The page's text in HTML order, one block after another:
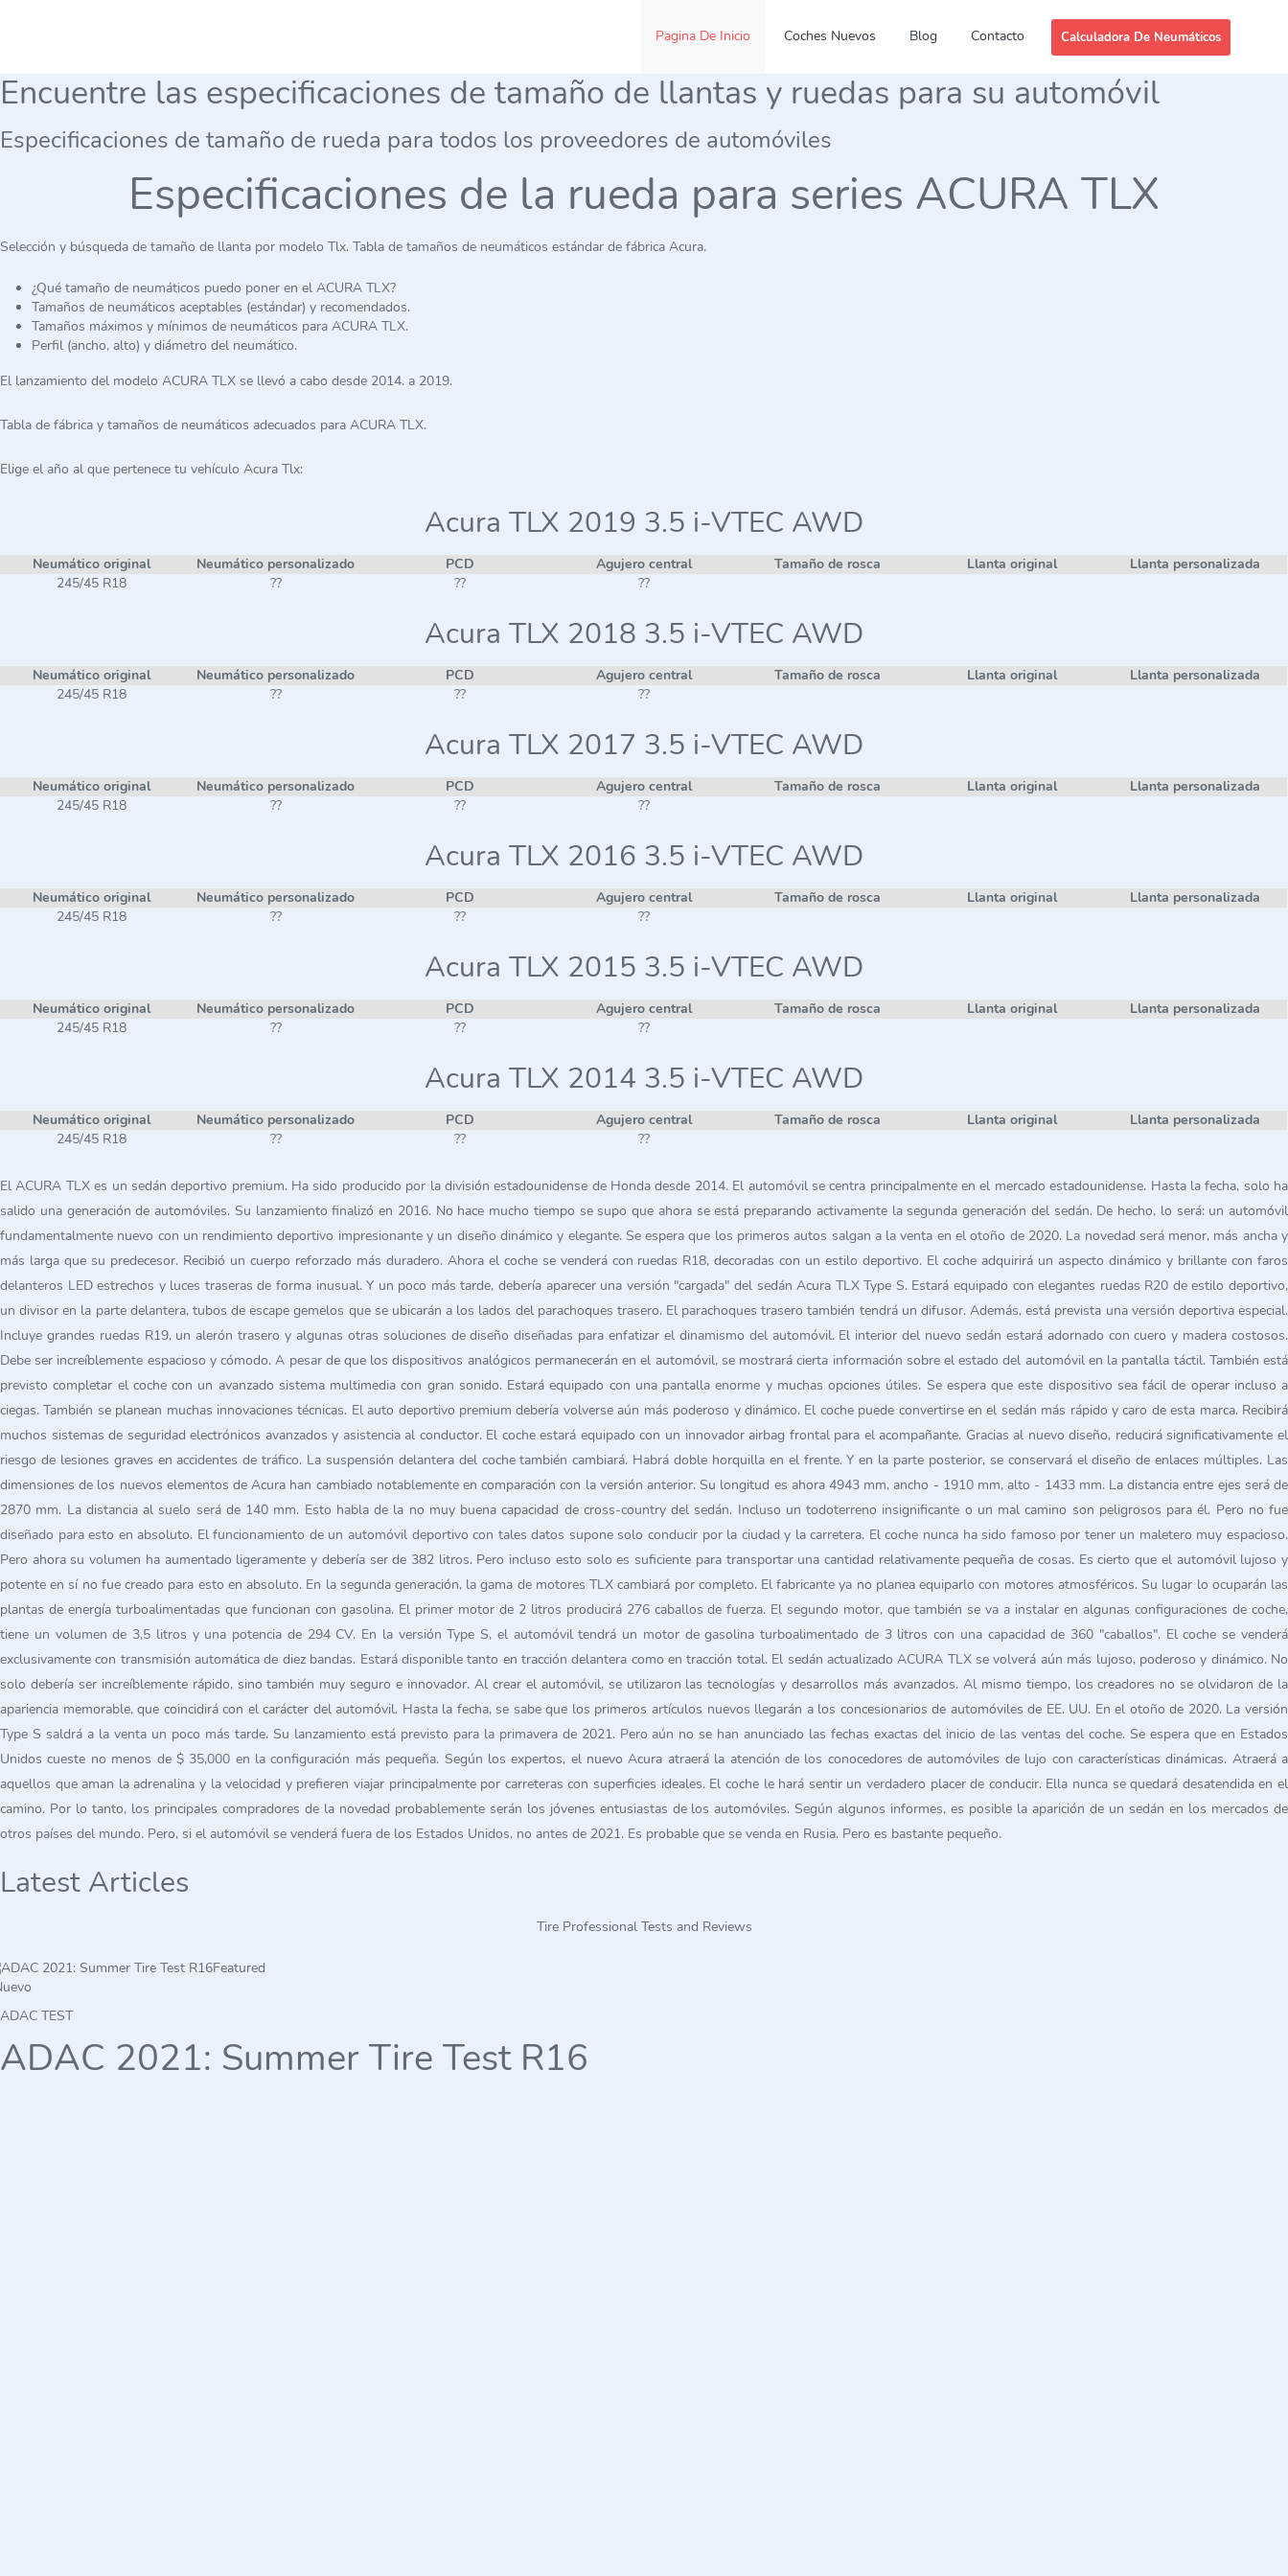
Pagina De Inicio Coches Nuevos Blog Contacto Calculadora De Neumáticos
Encuentre las especificaciones de tamaño de llantas y ruedas para su automóvil
Especificaciones de tamaño de rueda para todos los proveedores de automóviles
Especificaciones de la rueda para series ACURA TLX
Selección y búsqueda de tamaño de llanta por modelo Tlx. Tabla de tamaños de neumáticos estándar de fábrica Acura.
¿Qué tamaño de neumáticos puedo poner en el ACURA TLX?
Tamaños de neumáticos aceptables (estándar) y recomendados.
Tamaños máximos y mínimos de neumáticos para ACURA TLX.
Perfil (ancho, alto) y diámetro del neumático.
El lanzamiento del modelo ACURA TLX se llevó a cabo desde 2014. a 2019.
Tabla de fábrica y tamaños de neumáticos adecuados para ACURA TLX.
Elige el año al que pertenece tu vehículo Acura Tlx:
Acura TLX 2019 3.5 i-VTEC AWD
Neumático original Neumático personalizado PCD Agujero central Tamaño de rosca Llanta original
Llanta personalizada
245/45 R18
?? ?? ??
Acura TLX 2018 3.5 i-VTEC AWD
Neumático original Neumático personalizado PCD Agujero central Tamaño de rosca Llanta original
Llanta personalizada
245/45 R18
?? ?? ??
Acura TLX 2017 3.5 i-VTEC AWD
Neumático original Neumático personalizado PCD Agujero central Tamaño de rosca Llanta original
Llanta personalizada
245/45 R18
?? ?? ??
Acura TLX 2016 3.5 i-VTEC AWD
Neumático original Neumático personalizado PCD Agujero central Tamaño de rosca Llanta original
Llanta personalizada
245/45 R18
?? ?? ??
Acura TLX 2015 3.5 i-VTEC AWD
Neumático original Neumático personalizado PCD Agujero central Tamaño de rosca Llanta original
Llanta personalizada
245/45 R18
?? ?? ??
Acura TLX 2014 3.5 i-VTEC AWD
Neumático original Neumático personalizado PCD Agujero central Tamaño de rosca Llanta original
Llanta personalizada
245/45 R18
?? ?? ??
El ACURA TLX es un sedán deportivo premium. Ha sido producido por la división estadounidense de Honda desde 2014. El automóvil se centra principalmente en el mercado estadounidense. Hasta la fecha, solo ha
salido una generación de automóviles. Su lanzamiento finalizó en 2016. No hace mucho tiempo se supo que ahora se está preparando activamente la segunda generación del sedán. De hecho, lo será: un automóvil
fundamentalmente nuevo con un rendimiento deportivo impresionante y un diseño dinámico y elegante. Se espera que los primeros autos salgan a la venta en el otoño de 2020. La novedad será menor, más ancha y
más larga que su predecesor. Recibió un cuerpo reforzado más duradero. Ahora el coche se venderá con ruedas R18, decoradas con un estilo deportivo. El coche adquirirá un aspecto dinámico y brillante con faros
delanteros LED estrechos y luces traseras de forma inusual. Y un poco más tarde, debería aparecer una versión "cargada" del sedán Acura TLX Type S. Estará equipado con elegantes ruedas R20 de estilo deportivo,
un divisor en la parte delantera, tubos de escape gemelos que se ubicarán a los lados del parachoques trasero. El parachoques trasero también tendrá un difusor. Además, está prevista una versión deportiva especial.
Incluye grandes ruedas R19, un alerón trasero y algunas otras soluciones de diseño diseñadas para enfatizar el dinamismo del automóvil. El interior del nuevo sedán estará adornado con cuero y madera costosos.
Debe ser increíblemente espacioso y cómodo. A pesar de que los dispositivos analógicos permanecerán en el automóvil, se mostrará cierta información sobre el estado del automóvil en la pantalla táctil. También está
previsto completar el coche con un avanzado sistema multimedia con gran sonido. Estará equipado con una pantalla enorme y muchas opciones útiles. Se espera que este dispositivo sea fácil de operar incluso a
ciegas. También se planean muchas innovaciones técnicas. El auto deportivo premium debería volverse aún más poderoso y dinámico. El coche puede convertirse en el sedán más rápido y caro de esta marca. Recibirá
muchos sistemas de seguridad electrónicos avanzados y asistencia al conductor. El coche estará equipado con un innovador airbag frontal para el acompañante. Gracias al nuevo diseño, reducirá significativamente el
riesgo de lesiones graves en accidentes de tráfico. La suspensión delantera del coche también cambiará. Habrá doble horquilla en el frente. Y en la parte posterior, se conservará el diseño de enlaces múltiples. Las
dimensiones de los nuevos elementos de Acura han cambiado notablemente en comparación con la versión anterior. Su longitud es ahora 4943 mm, ancho - 1910 mm, alto - 1433 mm. La distancia entre ejes será de
2870 mm. La distancia al suelo será de 140 mm. Esto habla de la no muy buena capacidad de cross-country del sedán. Incluso un todoterreno insignificante o un mal camino son peligrosos para él. Pero no fue
diseñado para esto en absoluto. El funcionamiento de un automóvil deportivo con tales datos supone solo conducir por la ciudad y la carretera. El coche nunca ha sido famoso por tener un maletero muy espacioso.
Pero ahora su volumen ha aumentado ligeramente y debería ser de 382 litros. Pero incluso esto solo es suficiente para transportar una cantidad relativamente pequeña de cosas. Es cierto que el automóvil lujoso y
potente en sí no fue creado para esto en absoluto. En la segunda generación, la gama de motores TLX cambiará por completo. El fabricante ya no planea equiparlo con motores atmosféricos. Su lugar lo ocuparán las
plantas de energía turboalimentadas que funcionan con gasolina. El primer motor de 2 litros producirá 276 caballos de fuerza. El segundo motor, que también se va a instalar en algunas configuraciones de coche,
tiene un volumen de 3,5 litros y una potencia de 294 CV. En la versión Type S, el automóvil tendrá un motor de gasolina turboalimentado de 3 litros con una capacidad de 360 "caballos". El coche se venderá
exclusivamente con transmisión automática de diez bandas. Estará disponible tanto en tracción delantera como en tracción total. El sedán actualizado ACURA TLX se volverá aún más lujoso, poderoso y dinámico. No
solo debería ser increíblemente rápido, sino también muy seguro e innovador. Al crear el automóvil, se utilizaron las tecnologías y desarrollos más avanzados. Al mismo tiempo, los creadores no se olvidaron de la
apariencia memorable, que coincidirá con el carácter del automóvil. Hasta la fecha, se sabe que los primeros artículos nuevos llegarán a los concesionarios de automóviles de EE. UU. En el otoño de 2020. La versión
Type S saldrá a la venta un poco más tarde. Su lanzamiento está previsto para la primavera de 2021. Pero aún no se han anunciado las fechas exactas del inicio de las ventas del coche. Se espera que en Estados
Unidos cueste no menos de $ 35,000 en la configuración más pequeña. Según los expertos, el nuevo Acura atraerá la atención de los conocedores de automóviles de lujo con características dinámicas. Atraerá a
aquellos que aman la adrenalina y la velocidad y prefieren viajar principalmente por carreteras con superficies ideales. El coche le hará sentir un verdadero placer de conducir. Ella nunca se quedará desatendida en el
camino. Por lo tanto, los principales compradores de la novedad probablemente serán los jóvenes entusiastas de los automóviles. Según algunos informes, es posible la aparición de un sedán en los mercados de
otros países del mundo. Pero, si el automóvil se venderá fuera de los Estados Unidos, no antes de 2021. Es probable que se venda en Rusia. Pero es bastante pequeño.
Latest Articles
Tire Professional Tests and Reviews
Featured
ADAC TEST
ADAC 2021: Summer Tire Test R16